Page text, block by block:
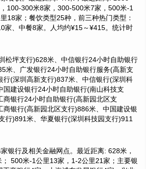
100-300米8家，300-500米7家，500米-1
18家；餐饮类型25种，前三种热门类型：
家、中餐8家。人均约¥15～¥415。统计时
松坪支行)628米、中信银行24小时自助银行
米、广发银行24小时自助银行服务(高新支
行(深圳高新支行)837米、中信银行(深圳科
国建设银行24小时自助银行(南山科技支
商银行24小时自助银行(高新园北区支
商银行(高新园北区支行)886米、中国建设银
行)891米、华夏银行(深圳科技园支行)911
银行及相关金融网点。最近距离: 628米，
500米-1公里13家，1-2公里21家；主要银